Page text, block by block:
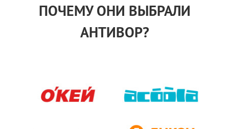
ПОЧЕМУ ОНИ ВЫБРАЛИ
АНТИВОР?